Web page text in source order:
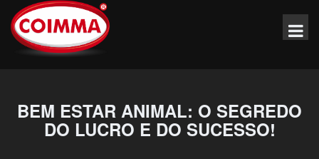
BEM ESTAR ANIMAL: O SEGREDO
DO LUCRO E DO SUCESSO!